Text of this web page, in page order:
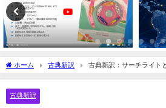
ホーム 古典新訳
古典新訳：サーチライト
集）
古典新訳